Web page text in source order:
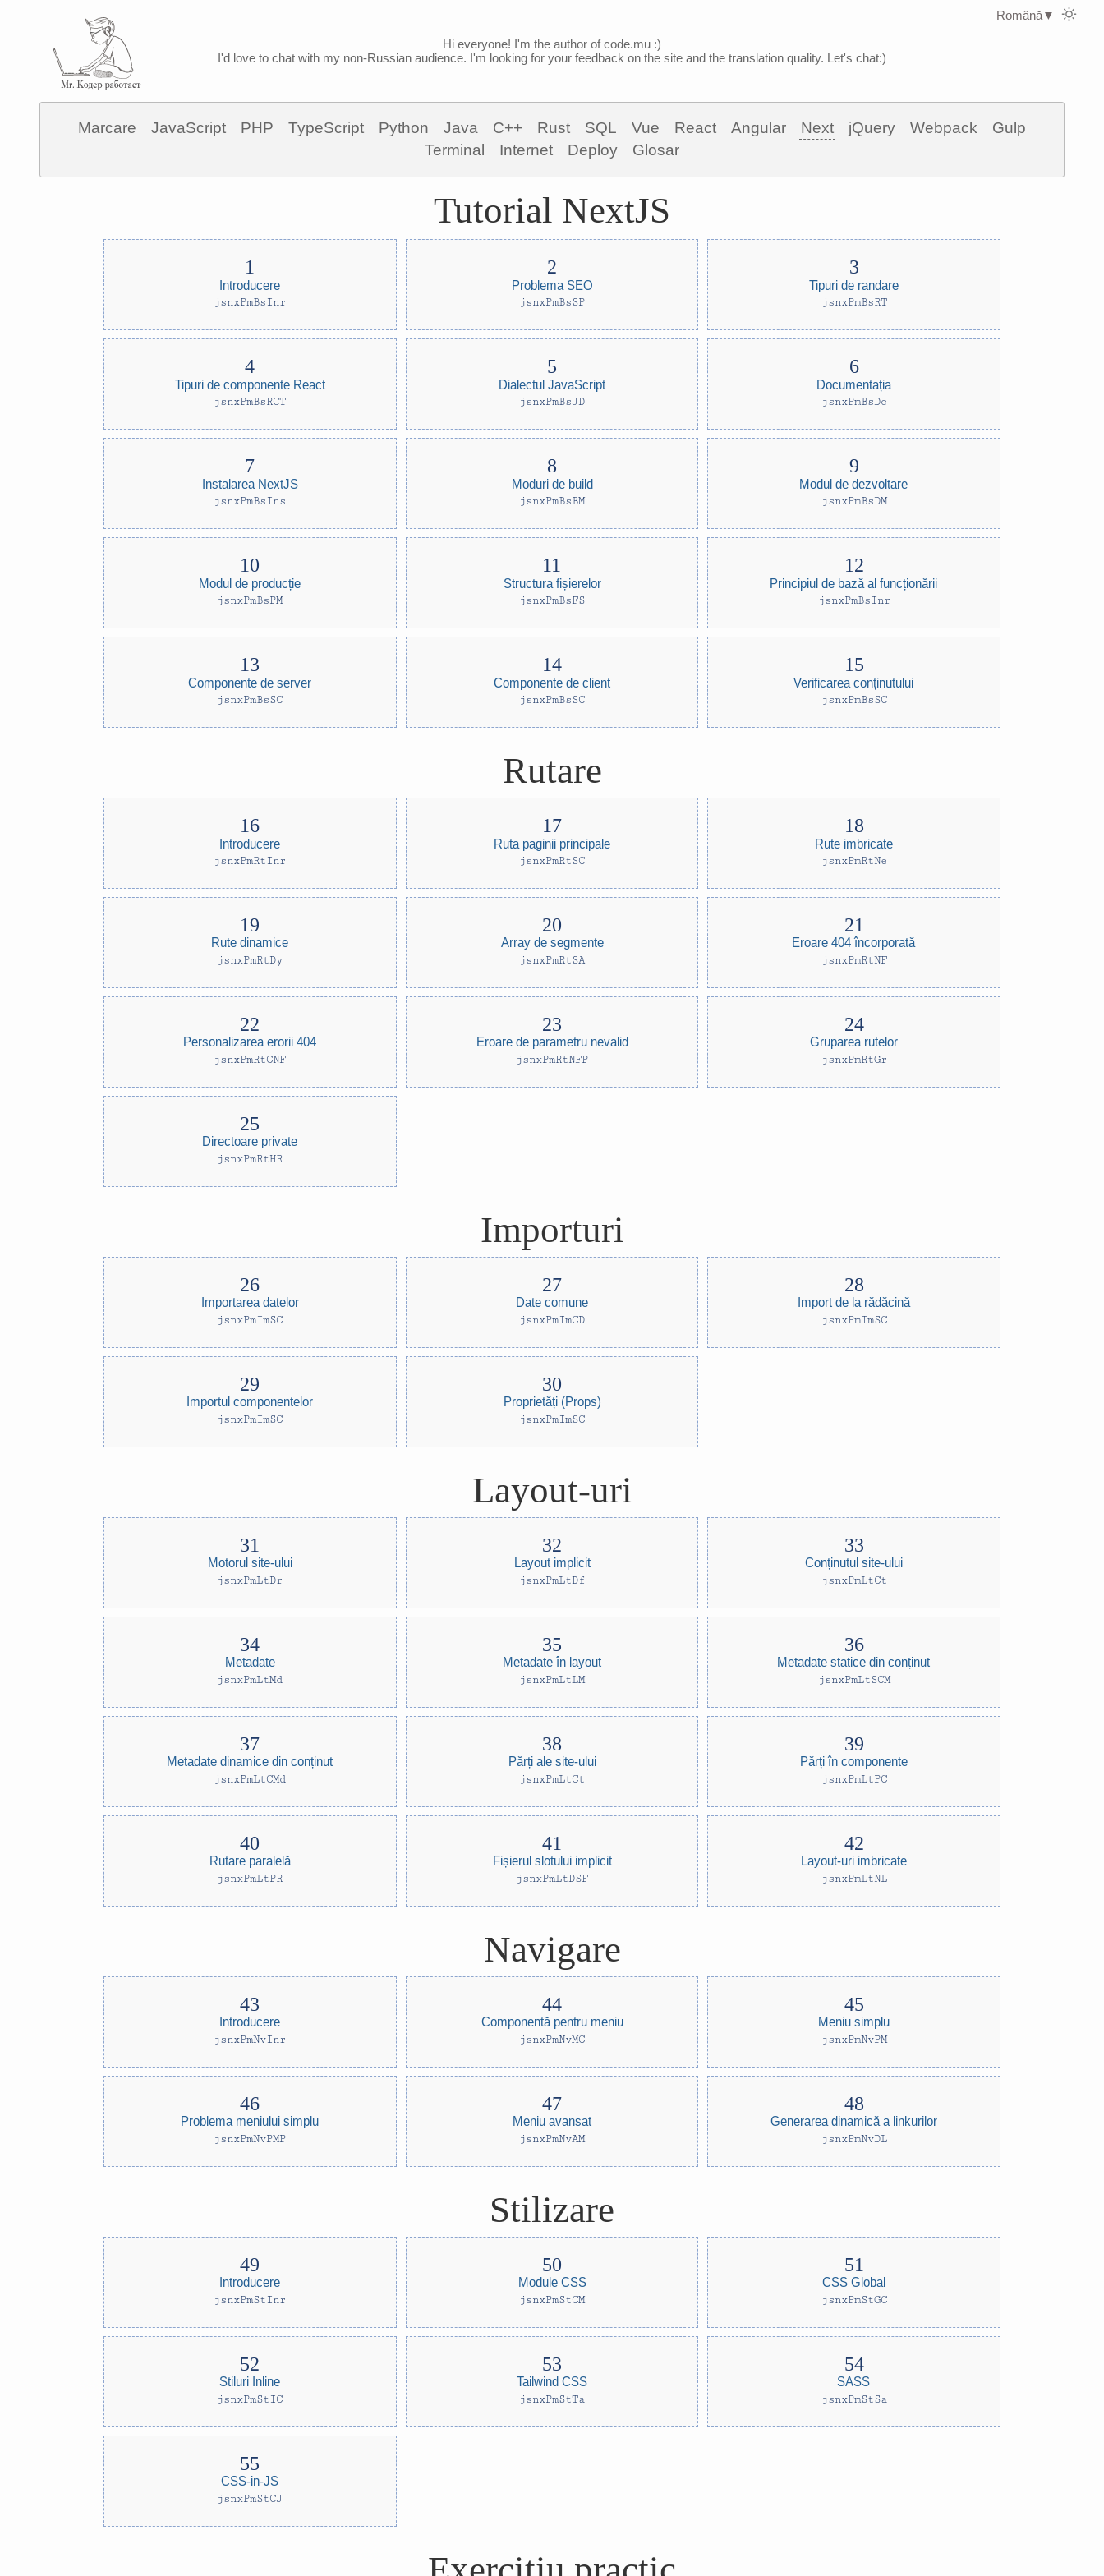
Hi everyone! I'm the author of code.mu :)
I'd love to chat with my non-Russian audience. I'm looking for your feedback on the site and the translation quality. Let's chat:)
Marcare JavaScript PHP TypeScript Python Java C++ Rust SQL Vue React Angular Next jQuery Webpack
Gulp
Terminal
Internet Deploy Glosar
Tutorial NextJS
Introducere
jsnxPmBsInr
Problema SEO
jsnxPmBsSP
Tipuri de randare
jsnxPmBsRT
Tipuri de componente React
jsnxPmBsRCT
Dialectul JavaScript
jsnxPmBsJD
Documentația
jsnxPmBsDc
Instalarea NextJS
jsnxPmBsIns
Moduri de build
jsnxPmBsBM
Modul de dezvoltare
jsnxPmBsDM
Modul de producție
jsnxPmBsPM
Structura fișierelor
jsnxPmBsFS
Principiul de bază al funcționării
jsnxPmBsInr
Componente de server
jsnxPmBsSC
Componente de client
jsnxPmBsSC
Verificarea conținutului
jsnxPmBsSC
Rutare
Introducere
jsnxPmRtInr
Ruta paginii principale
jsnxPmRtSC
Rute imbricate
jsnxPmRtNe
Rute dinamice
jsnxPmRtDy
Array de segmente
jsnxPmRtSA
Eroare 404 încorporată
jsnxPmRtNF
Personalizarea erorii 404
jsnxPmRtCNF
Eroare de parametru nevalid
jsnxPmRtNFP
Gruparea rutelor
jsnxPmRtGr
Directoare private
jsnxPmRtHR
Importuri
Importarea datelor
jsnxPmImSC
Date comune
jsnxPmImCD
Import de la rădăcină
jsnxPmImSC
Importul componentelor
jsnxPmImSC
Proprietăți (Props)
jsnxPmImSC
Layout-uri
Motorul site-ului
jsnxPmLtDr
Layout implicit
jsnxPmLtDf
Conținutul site-ului
jsnxPmLtCt
Metadate
jsnxPmLtMd
Metadate în layout
jsnxPmLtLM
Metadate statice din conținut
jsnxPmLtSCM
Metadate dinamice din conținut
jsnxPmLtCMd
Părți ale site-ului
jsnxPmLtCt
Părți în componente
jsnxPmLtPC
Rutare paralelă
jsnxPmLtPR
Fișierul slotului implicit
jsnxPmLtDSF
Layout-uri imbricate
jsnxPmLtNL
Navigare
Introducere
jsnxPmNvInr
Componentă pentru meniu
jsnxPmNvMC
Meniu simplu
jsnxPmNvPM
Problema meniului simplu
jsnxPmNvPMP
Meniu avansat
jsnxPmNvAM
Generarea dinamică a linkurilor
jsnxPmNvDL
Stilizare
Introducere
jsnxPmStInr
Module CSS
jsnxPmStCM
CSS Global
jsnxPmStGC
Stiluri Inline
jsnxPmStIC
Tailwind CSS
jsnxPmStTa
SASS
jsnxPmStSa
CSS-in-JS
jsnxPmStCJ
Română▼